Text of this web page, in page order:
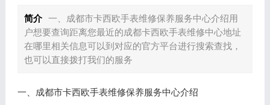
简介 一、成都市卡西欧手表维修保养服务中心介绍用
户想要查询距离您最近的成都卡西欧手表维修中心地址
在哪里相关信息可以到对应的官方平台进行搜索查找，
也可以直接拨打我们的服务
一、成都市卡西欧手表维修保养服务中心介绍